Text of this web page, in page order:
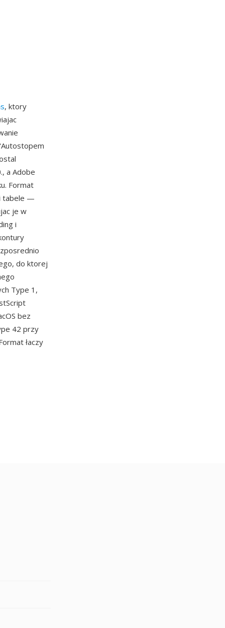
, ktory
a Adobe
Format
tabele —
je w
i
do ktorej
Type 1,
bez
42 przy
łaczy